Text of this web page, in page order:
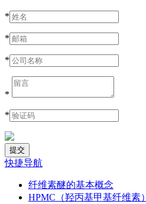
*
*
*
*
*
快捷导航
纤维素醚的基本概念
HPMC（羟丙基甲基纤维素）